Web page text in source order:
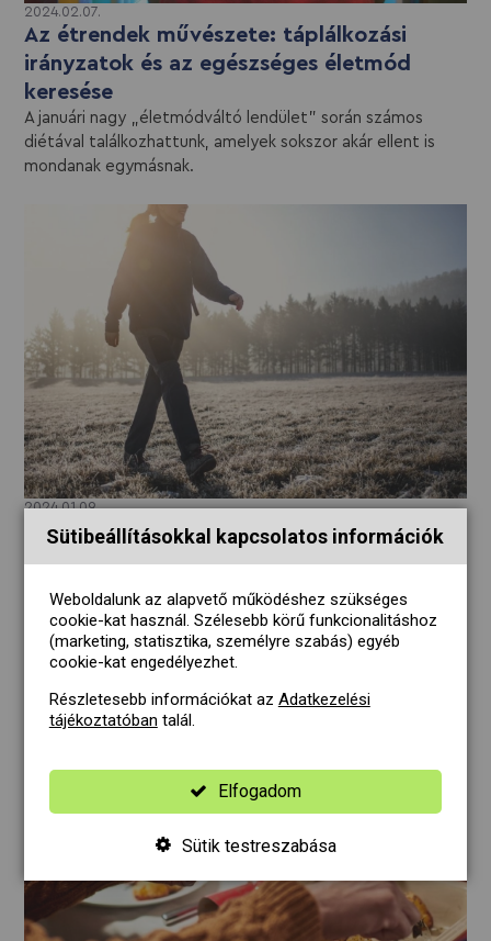
2024.02.07.
Az étrendek művészete: táplálkozási
irányzatok és az egészséges életmód
keresése
A januári nagy „életmódváltó lendület” során számos
diétával találkozhattunk, amelyek sokszor akár ellent is
mondanak egymásnak.
2024.01.09.
Az életmódváltás kihívásai és sikerei
azonban nem mindig könnyű, és gyakran szembesülünk a
változásokkal járó kihívásokkal.
Sütibeállításokkal kapcsolatos információk
Weboldalunk az alapvető működéshez szükséges
cookie-kat használ. Szélesebb körű funkcionalitáshoz
(marketing, statisztika, személyre szabás) egyéb
cookie-kat engedélyezhet.
Részletesebb információkat az Adatkezelési
tájékoztatóban talál.
Sütik testreszabása
Elfogadom